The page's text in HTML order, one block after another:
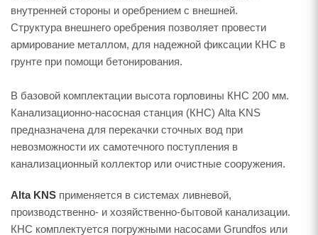
внутренней стороны и оребрением с внешней.
Структура внешнего оребрения позволяет провести
армирование металлом, для надежной фиксации КНС в
грунте при помощи бетонирования.
В базовой комплектации высота горловины КНС 200 мм.
Канализационно-насосная станция (КНС) Alta KNS
предназначена для перекачки сточных вод при
невозможности их самотечного поступления в
канализационный коллектор или очистные сооружения.
Alta KNS применяется в системах ливневой,
производственно- и хозяйственно-бытовой канализации.
КНС комплектуется погружными насосами Grundfos или